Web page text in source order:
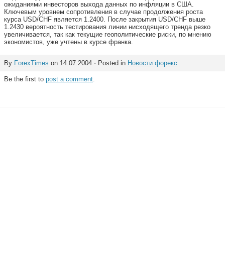
ожиданиями инвесторов выхода данных по инфляции в США.
Ключевым уровнем сопротивления в случае продолжения роста
курса USD/CHF является 1.2400. После закрытия USD/CHF выше
1.2430 вероятность тестирования линии нисходящего тренда резко
увеличивается, так как текущие геополитические риски, по мнению
экономистов, уже учтены в курсе франка.
By ForexTimes on 14.07.2004 · Posted in Новости форекс
Be the first to post a comment.